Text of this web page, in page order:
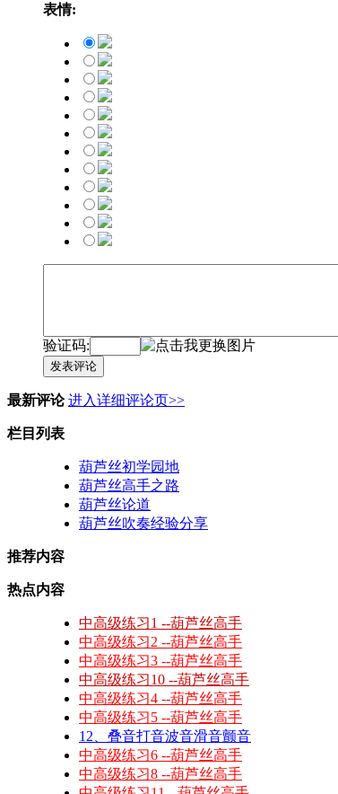
表情:
验证码:
发表评论
最新评论 进入详细评论页>>
栏目列表
葫芦丝初学园地
葫芦丝高手之路
葫芦丝论道
葫芦丝吹奏经验分享
推荐内容
热点内容
中高级练习1 --葫芦丝高手
中高级练习2 --葫芦丝高手
中高级练习3 --葫芦丝高手
中高级练习10 --葫芦丝高手
中高级练习4 --葫芦丝高手
中高级练习5 --葫芦丝高手
12、叠音打音波音滑音颤音
中高级练习6 --葫芦丝高手
中高级练习8 --葫芦丝高手